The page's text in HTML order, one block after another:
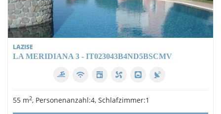
LAZISE
LA MERIDIANA 3 - IT023043B4ND5BSCMV
55 m2, Personenanzahl:4, Schlafzimmer:1